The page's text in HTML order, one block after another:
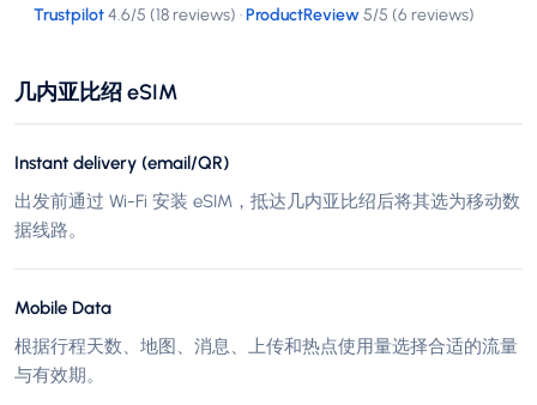
Trustpilot4.6/5 (18 reviews) ·ProductReview5/5 (6 reviews)
几内亚比绍 eSIM
Instant delivery (email/QR)
出发前通过 Wi-Fi 安装 eSIM，抵达几内亚比绍后将其选为移动数
据线路。
Mobile Data
根据行程天数、地图、消息、上传和热点使用量选择合适的流量
与有效期。